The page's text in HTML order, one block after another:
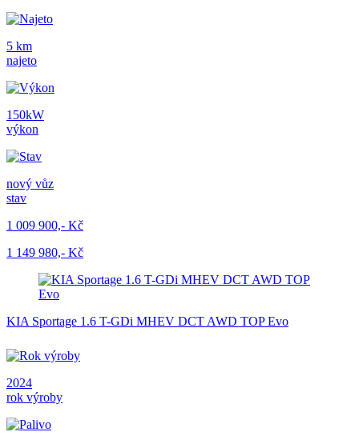
5 km
najeto
150kW
výkon
nový vůz
stav
1 009 900,- Kč
1 149 980,- Kč
KIA Sportage 1.6 T-GDi MHEV DCT AWD TOP Evo
2024
rok výroby